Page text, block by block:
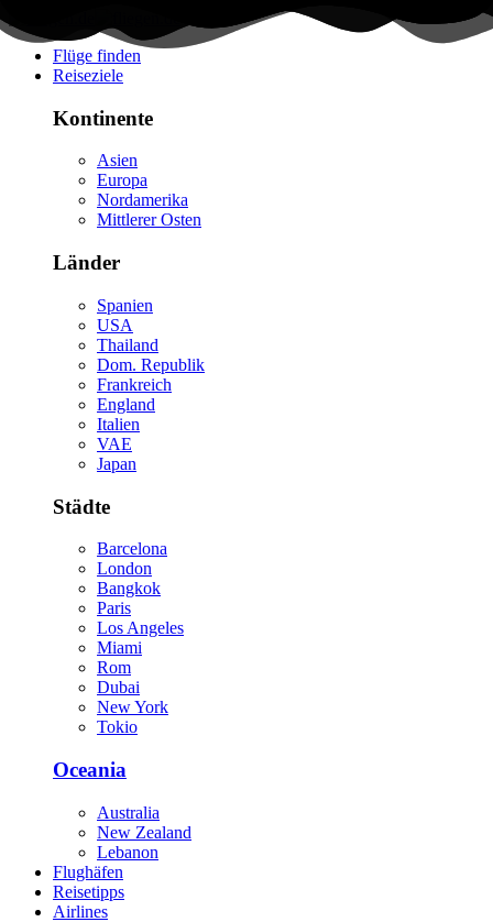
Flüge finden
Reiseziele
Kontinente
Asien
Europa
Nordamerika
Mittlerer Osten
Länder
Spanien
USA
Thailand
Dom. Republik
Frankreich
England
Italien
VAE
Japan
Städte
Barcelona
London
Bangkok
Paris
Los Angeles
Miami
Rom
Dubai
New York
Tokio
Oceania
Australia
New Zealand
Lebanon
Flughäfen
Reisetipps
Airlines